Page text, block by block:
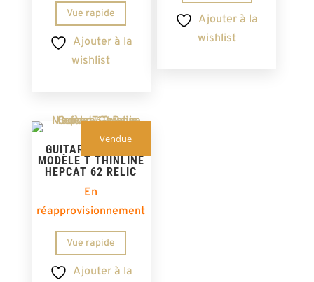
Vue rapide
Ajouter à la
wishlist
Ajouter à la
wishlist
Vendue
GUITARE GARAGE
MODÈLE T THINLINE
HEPCAT 62 RELIC
En
réapprovisionnement
Vue rapide
Ajouter à la